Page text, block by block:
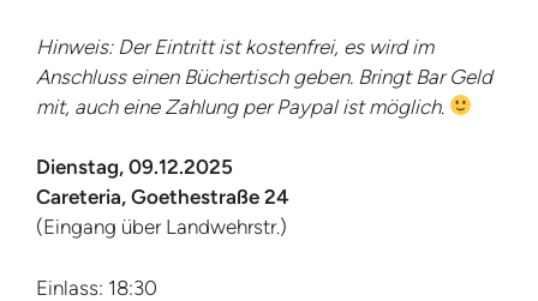
Hinweis: Der Eintritt ist kostenfrei, es wird im
Anschluss einen Büchertisch geben. Bringt Bar Geld
mit, auch eine Zahlung per Paypal ist möglich.
Dienstag, 09.12.2025
Careteria, Goethestraße 24
(Eingang über Landwehrstr.)
Einlass: 18:30